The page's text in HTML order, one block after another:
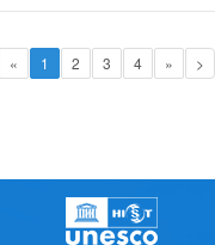
« 1 2 3 4 » >